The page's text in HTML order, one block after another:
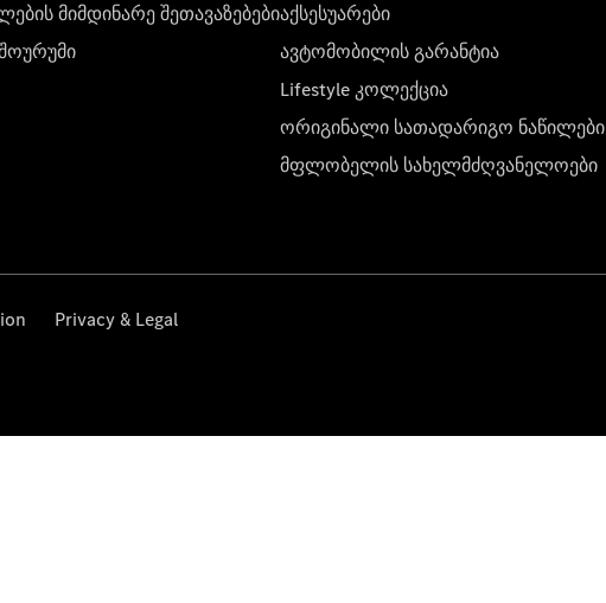
მიმდინარე შეთავაზებებიაქსესუარები
ავტომობილის გარანტია
Lifestyle კოლექცია
ორიგინალი სათადარიგო ნაწილები
მფლობელის სახელმძღვანელოები
Privacy & Legal